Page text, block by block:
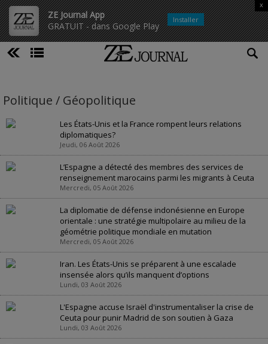
ZE Journal App
GRATUIT - dans Google Play
x
Installer
Politique / Géopolitique
Les États-Unis et la France rompent leurs relations
diplomatiques?
Jeudi, 06 Août 2026
L’Espagne a détecté des membres des services de
renseignement marocains parmi les migrants à Ceuta
Mercredi, 05 Août 2026
La diplomatie de défense indonésienne en Europe
orientale : une stratégie multipolaire au milieu de la
géométrie politique mondiale en mutation
Mercredi, 05 Août 2026
Iran. Les États-Unis se préparent à une escalade
insensée alors qu’ils manquent d’options
Lundi, 03 Août 2026
L'Espagne accuse Israël d'instrumentaliser la crise de
Ceuta pour punir Madrid de son soutien à Gaza
Lundi, 03 Août 2026